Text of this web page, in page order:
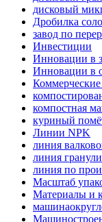
дисковый
Дробилка
завод по
Инвестиции
Инновации в
Инновации в
компостная
куриный
Линии NPK
линия
линия
линия по
Масштаб
Материалы и